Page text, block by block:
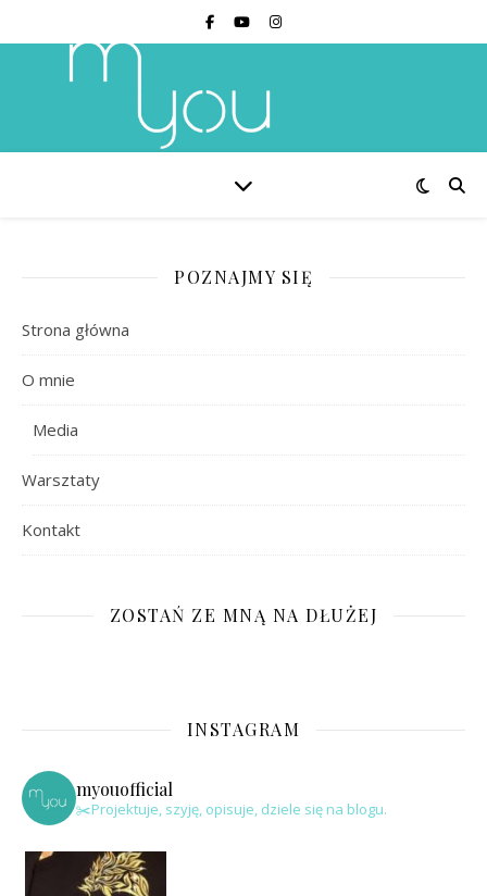
POZNAJMY SIĘ
Strona główna
O mnie
Media
Warsztaty
Kontakt
ZOSTAŃ ZE MNĄ NA DŁUŻEJ
INSTAGRAM
myouofficial
✂️Projektuje, szyję, opisuje, dziele się na blogu.